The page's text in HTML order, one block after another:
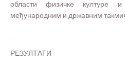
области физичке културе
међународним и државним
РЕЗУЛТАТИ